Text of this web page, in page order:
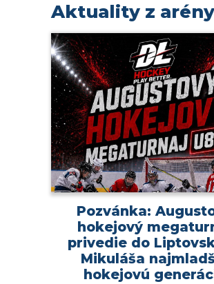
Aktuality z arény
Pozvánka:
hokejový
privedie do
Mikuláša
hokejovú